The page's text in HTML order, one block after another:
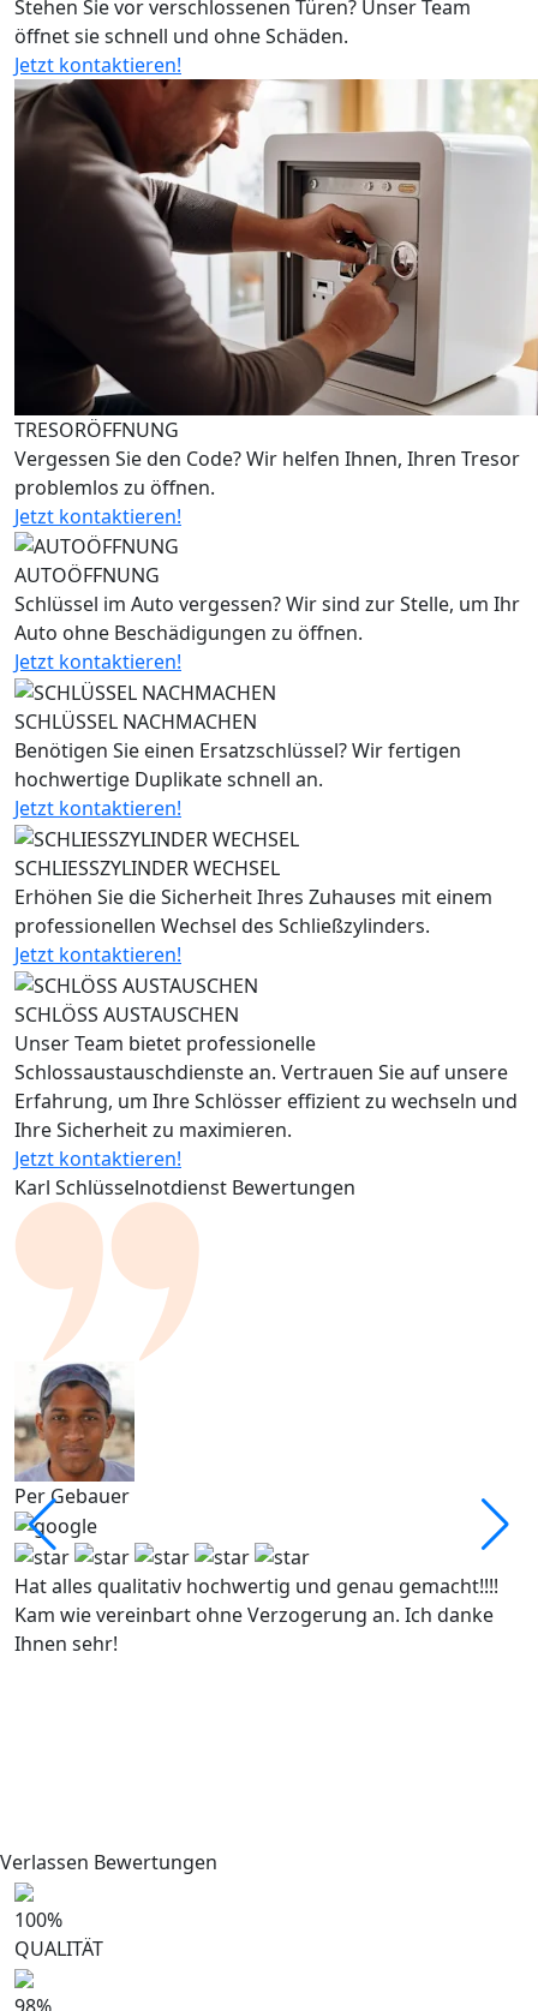
Stehen Sie vor verschlossenen Türen? Unser Team
öffnet sie schnell und ohne Schäden.
Jetzt kontaktieren!
TRESORÖFFNUNG
Vergessen Sie den Code? Wir helfen Ihnen, Ihren Tresor
problemlos zu öffnen.
Jetzt kontaktieren!
AUTOÖFFNUNG
Schlüssel im Auto vergessen? Wir sind zur Stelle, um Ihr
Auto ohne Beschädigungen zu öffnen.
Jetzt kontaktieren!
SCHLÜSSEL NACHMACHEN
Benötigen Sie einen Ersatzschlüssel? Wir fertigen
hochwertige Duplikate schnell an.
Jetzt kontaktieren!
SCHLIESSZYLINDER WECHSEL
Erhöhen Sie die Sicherheit Ihres Zuhauses mit einem
professionellen Wechsel des Schließzylinders.
Jetzt kontaktieren!
SCHLÖSS AUSTAUSCHEN
Unser Team bietet professionelle
Schlossaustauschdienste an. Vertrauen Sie auf unsere
Erfahrung, um Ihre Schlösser effizient zu wechseln und
Ihre Sicherheit zu maximieren.
Jetzt kontaktieren!
Karl Schlüsselnotdienst Bewertungen
Per Gebauer
Hat alles qualitativ hochwertig und genau gemacht!!!!
Kam wie vereinbart ohne Verzogerung an. Ich danke
Ihnen sehr!
Verlassen Bewertungen
100%
QUALITÄT